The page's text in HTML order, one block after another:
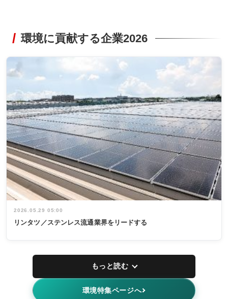
環境に貢献する企業2026
2026.05.29 05:00
リンタツ／ステンレス流通業界をリードする
もっと読む
環境特集ページへ